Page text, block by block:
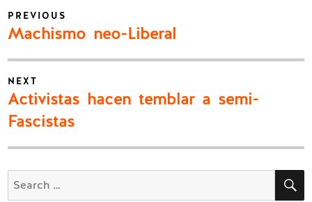
Post
navigation
PREVIOUS
Previous
Machismo neo-Liberal
NEXT
Next
Activistas hacen temblar a semi-
Fascistas
Search
for: